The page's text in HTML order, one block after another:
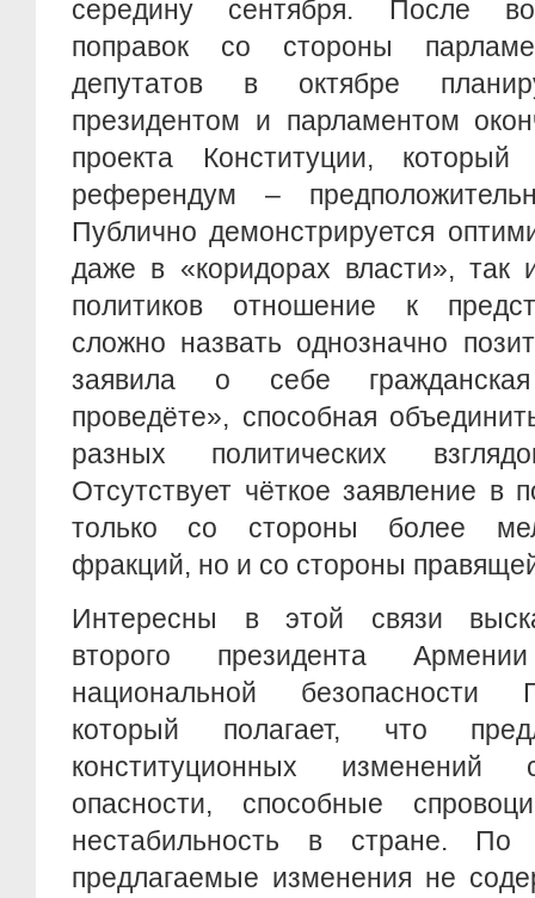
середину сентября. После
поправок со стороны
депутатов в октябре
президентом и парламентом
проекта Конституции,
референдум –
Публично демонстрируется
даже в «коридорах власти», так
политиков отношение к
сложно назвать однозначно
заявила о себе
проведёте», способная
разных политических
Отсутствует чёткое заявление в
только со стороны более
фракций, но и со стороны
Интересны в этой связи
второго президента
национальной безопасности
который полагает, что
конституционных
опасности, способные
нестабильность в стране. По
предлагаемые изменения не